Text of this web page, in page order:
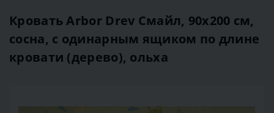
Кровать Arbor Drev Смайл, 90х200 см,
сосна, с одинарным ящиком по длине
кровати (дерево), ольха